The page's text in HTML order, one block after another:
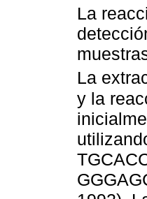
La
La
y la